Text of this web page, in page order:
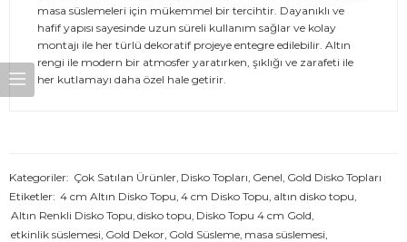
masa süslemeleri için mükemmel bir tercihtir. Dayanıklı ve
hafif yapısı sayesinde uzun süreli kullanım sağlar ve kolay
montajı ile her türlü dekoratif projeye entegre edilebilir. Altın
rengi ile modern bir atmosfer yaratırken, şıklığı ve zarafeti ile
her kutlamayı daha özel hale getirir.
Kategoriler: Çok Satılan Ürünler Disko Topları Genel Gold Disko Topları
Etiketler: 4 cm Altın Disko Topu 4 cm Disko Topu altın disko topu
Altın Renkli Disko Topu disko topu Disko Topu 4 cm Gold
etkinlik süslemesi Gold Dekor Gold Süsleme masa süslemesi